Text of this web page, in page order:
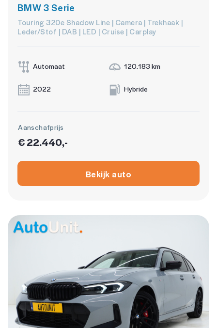
BMW 3 Serie
Touring 320e Shadow Line | Camera | Trekhaak |
Leder/Stof | DAB | LED | Cruise | Carplay
Automaat 120.183 km
2022 Hybride
Aanschafprijs
€ 22.440,-
Bekijk auto